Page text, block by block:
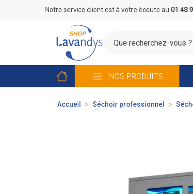
Notre service client est à votre écoute au 01 48
NOS PRODUITS
Accueil Séchoir professionnel
Panneau de gestion des cookies